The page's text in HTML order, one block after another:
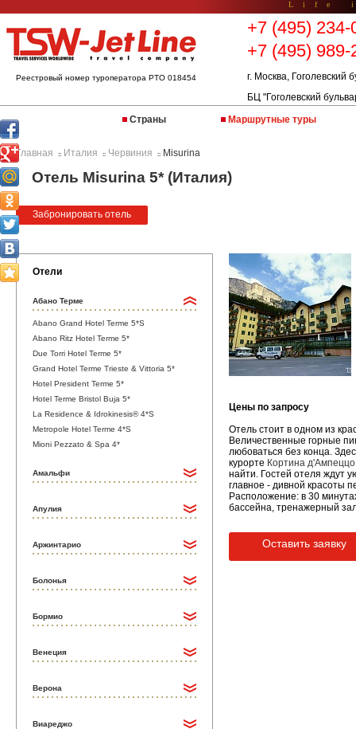
Life
Реестровый номер туроператора РТО 018454
+7 (495) 234-
+7 (495) 989-
г. Москва, Гоголевский
БЦ "Гоголевский
Страны
Маршрутные туры
Главная :: Италия :: Червиния :: Misurina
Отель Misurina 5* (Италия)
Забронировать отель
Отели
Абано Терме
Abano Grand Hotel Terme 5*S
Abano Ritz Hotel Terme 5*
Due Torri Hotel Terme 5*
Grand Hotel Terme Trieste & Vittoria 5*
Hotel President Terme 5*
Hotel Terme Bristol Buja 5*
La Residence & Idrokinesis® 4*S
Metropole Hotel Terme 4*S
Mioni Pezzato & Spa 4*
Амальфи
Апулия
Аржинтарио
Болонья
Бормио
Венеция
Верона
Виареджо
Цены по запросу
Отель стоит в одном из
Величественные горные
любоваться без конца.
курорте Кортина д'Ампеццо
найти. Гостей отеля ждут
главное - дивной красоты
Расположение: в 30
бассейна, тренажерный
Оставить заявку